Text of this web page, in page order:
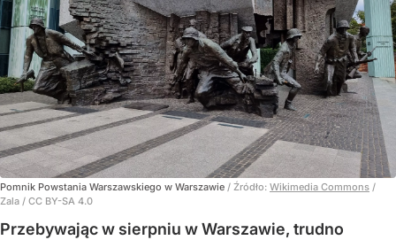
Pomnik Powstania Warszawskiego w Warszawie / Źródło: Wikimedia Commons /
Zala / CC BY-SA 4.0
Przebywając w sierpniu w Warszawie, trudno